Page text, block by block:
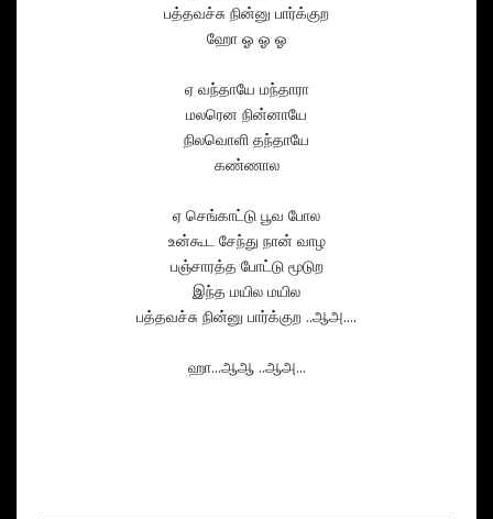
பத்தவச்சு நின்னு பார்க்குற
ஹோ ஓ ஓ ஓ
ஏ வந்தாயே மந்தாரா
மலரென நின்னாயே
நிலவொளி தந்தாயே
கண்ணால
ஏ செங்காட்டு பூவ போல
உன்கூட சேந்து நான் வாழ
பஞ்சாரத்த போட்டு மூடுற
இந்த மயில மயில
பத்தவச்சு நின்னு பார்க்குற ..ஆஅ….
ஹா…ஆஆ ..ஆஅ…